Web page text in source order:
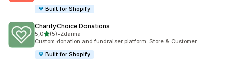
Built for Shopify
CharityChoice Donations
5,0z 5 hvězd
(5)
Celkový počet recenzí: 5
•Zdarma
Custom donation and fundraiser platform. Store & Customer
Built for Shopify